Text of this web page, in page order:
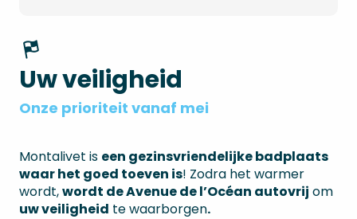
Uw veiligheid
Onze prioriteit vanaf mei
Montalivet is een gezinsvriendelijke badplaats
waar het goed toeven is! Zodra het warmer
wordt,wordt de Avenue de l’Océan autovrij om
uw veiligheid te waarborgen.